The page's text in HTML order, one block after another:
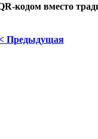
кодом вместо
Предыдущая